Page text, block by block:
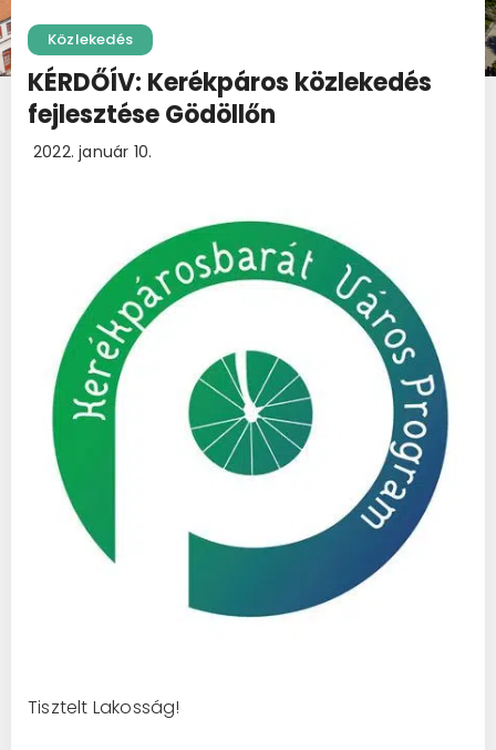
Közlekedés
KÉRDŐÍV: Kerékpáros közlekedés
fejlesztése Gödöllőn
2022. január 10.
Tisztelt Lakosság!